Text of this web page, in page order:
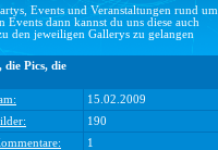
Events und Veranstaltungen rund um
dann kannst du uns diese auch
den jeweiligen Gallerys zu gelangen
die Pics, die
15.02.2009
190
1